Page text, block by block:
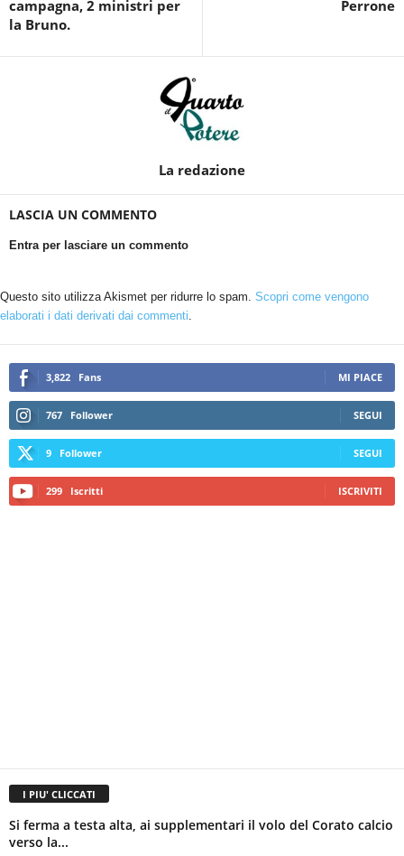
campagna, 2 ministri per
la Bruno.
Perrone
La redazione
LASCIA UN COMMENTO
Entra per lasciare un commento
Questo sito utilizza Akismet per ridurre lo spam. Scopri come vengono
elaborati i dati derivati dai commenti
3,822 Fans MI PIACE
767 Follower SEGUI
9 Follower SEGUI
299 Iscritti ISCRIVITI
I PIU' CLICCATI
Si ferma a testa alta, ai supplementari il volo del Corato calcio
verso la...